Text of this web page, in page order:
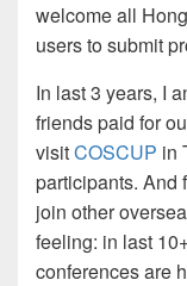
welcome all
users to submit
In last 3 years, I
friends paid for
visitCOSCUP in
participants. And
join other
feeling: in last
conferences are